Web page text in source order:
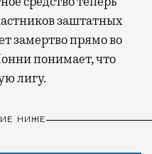
заштатных
замертво прямо во
понимает, что
лигу.
НИЖЕ